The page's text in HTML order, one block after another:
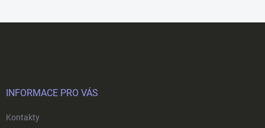
INFORMACE PRO VÁS
Kontakty